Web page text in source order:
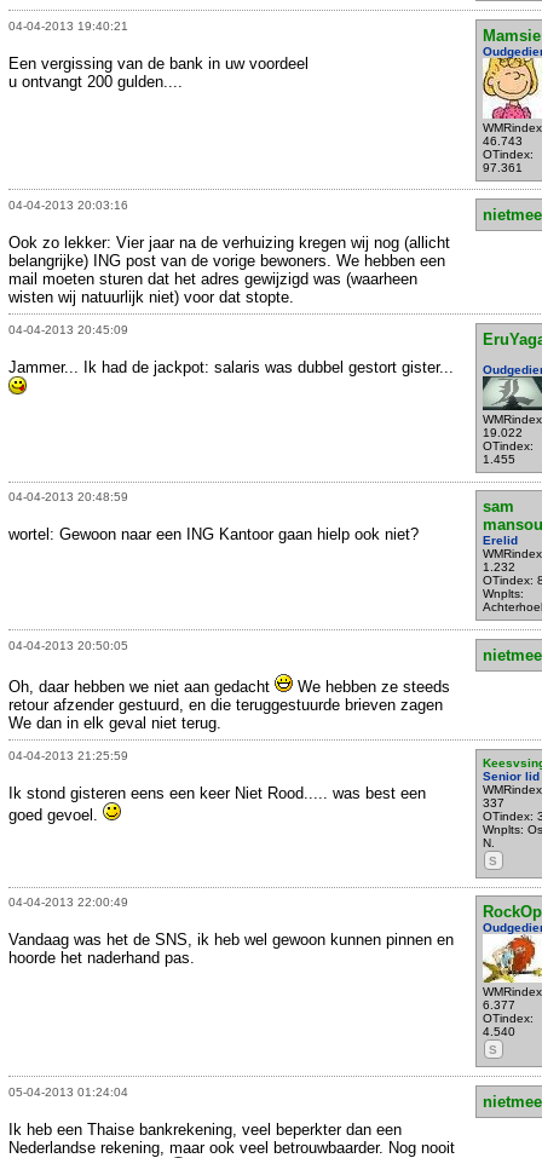
04-04-2013 19:40:21
Mamsie
46.743
OTindex:
97.361
Een vergissing van de bank in uw voordeel
u ontvangt 200 gulden....
04-04-2013 20:03:16
Ook zo lekker: Vier jaar na de verhuizing kregen wij nog (allicht
belangrijke) ING post van de vorige bewoners. We hebben een
mail moeten sturen dat het adres gewijzigd was (waarheen
wisten wij natuurlijk niet) voor dat stopte.
04-04-2013 20:45:09
19.022
OTindex:
1.455
Jammer... Ik had de jackpot: salaris was dubbel gestort gister...
04-04-2013 20:48:59
sam
Erelid
1.232
OTindex:
Wnplts:
wortel: Gewoon naar een ING Kantoor gaan hielp ook niet?
04-04-2013 20:50:05
Oh, daar hebben we niet aan gedacht
We hebben ze steeds
retour afzender gestuurd, en die teruggestuurde brieven zagen
We dan in elk geval niet terug.
04-04-2013 21:25:59
Senior lid
337
OTindex:
Wnplts:
N.
S
Ik stond gisteren eens een keer Niet Rood..... was best een
goed gevoel.
04-04-2013 22:00:49
6.377
OTindex:
4.540
S
Vandaag was het de SNS, ik heb wel gewoon kunnen pinnen en
hoorde het naderhand pas.
05-04-2013 01:24:04
Ik heb een Thaise bankrekening, veel beperkter dan een
Nederlandse rekening, maar ook veel betrouwbaarder. Nog nooit